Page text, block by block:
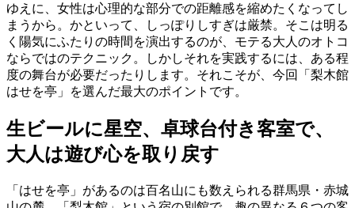
ゆえに、女性は心理的な部分での距離感を縮めたくなってし
まうから。かといって、しっぽりしすぎは厳禁。そこは明る
く陽気にふたりの時間を演出するのが、モテる大人のオトコ
ならではのテクニック。しかしそれを実践するには、ある程
度の舞台が必要だったりします。それこそが、今回「梨木館
はせを亭」を選んだ最大のポイントです。
生ビールに星空、卓球台付き客室で、
大人は遊び心を取り戻す
「はせを亭」があるのは百名山にも数えられる群馬県・赤城